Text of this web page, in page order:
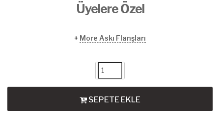
Üyelere Özel
+ More Askı Flanşları
SEPETE EKLE